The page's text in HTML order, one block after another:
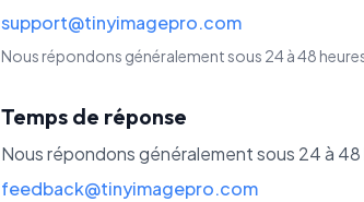
support@tinyimagepro.com
Nous répondons généralement sous 24 à 48
Temps de réponse
Nous répondons généralement sous 24 à 48
feedback@tinyimagepro.com